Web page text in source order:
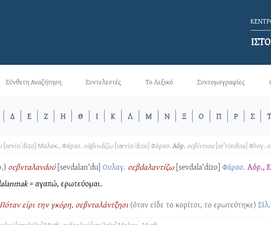
Σύνθετη Αναζήτηση Συντελεστές Το Λεξικό Συντομογραφίες
Δ Ε Ζ Η Θ Ι Κ Λ Μ Ν Ξ Ο Π Ρ Σ Τ
[sevinˈdizo] Μαλακ., Φάρασ. σα̈βινdίζω [sævinˈdizo] Φάρασ.Αόρ. σεβίντισα [seʹvindisa] Φλογ.
σεβνταλανdού [sevdalan'du] Ουλαγ. σεβdαλαντίζω [sevdala'dizo] Φάρασ. Αόρ.,
= αγαπώ, ερωτεύομαι.
Πόταν είρι την γκόρη, σεβνταλάντζ̑ησι (όταν είδε το κορίτσι, το ερωτεύτηκε) Σίλ.